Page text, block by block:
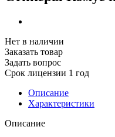
Нет в наличии
Заказать товар
Задать вопрос
Срок лицензии 1 год
Описание
Характеристики
Описание